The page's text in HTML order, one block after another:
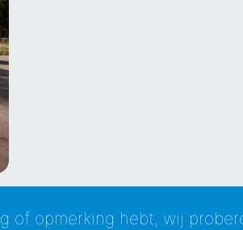
of opmerking hebt, wij